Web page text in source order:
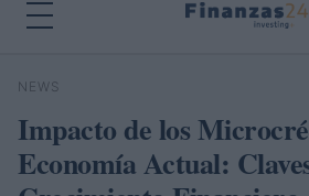
Buscar
NEWS
Impacto de los
Economía Actual: